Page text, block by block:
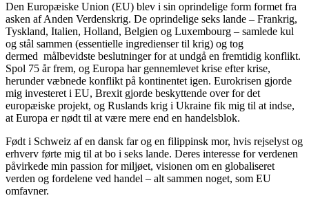
Den Europæiske Union (EU) blev i sin oprindelige form formet fra
asken af Anden Verdenskrig. De oprindelige seks lande – Frankrig,
Tyskland, Italien, Holland, Belgien og Luxembourg – samlede kul
og stål sammen (essentielle ingredienser til krig) og tog
dermed målbevidste beslutninger for at undgå en fremtidig konflikt.
Spol 75 år frem, og Europa har gennemlevet krise efter krise,
herunder væbnede konflikt på kontinentet igen. Eurokrisen gjorde
mig investeret i EU, Brexit gjorde beskyttende over for det
europæiske projekt, og Ruslands krig i Ukraine fik mig til at indse,
at Europa er nødt til at være mere end en handelsblok.
Født i Schweiz af en dansk far og en filippinsk mor, hvis rejselyst og
erhverv førte mig til at bo i seks lande. Deres interesse for verdenen
påvirkede min passion for miljøet, visionen om en globaliseret
verden og fordelene ved handel – alt sammen noget, som EU
omfavner.